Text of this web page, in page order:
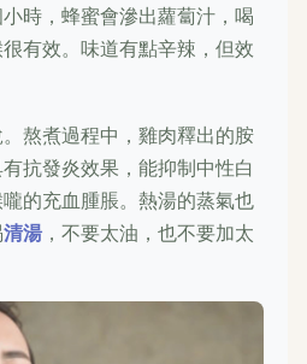
時，蜂蜜會滲出蘿蔔汁，喝
有效。味道有點辛辣，但效
熬煮過程中，雞肉釋出的胺
抗發炎效果，能抑制中性白
的充血腫脹。熱湯的蒸氣也
清湯 ，不要太油，也不要加太